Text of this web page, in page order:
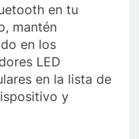
en tu
mantén
en los
LED
en la lista de
y